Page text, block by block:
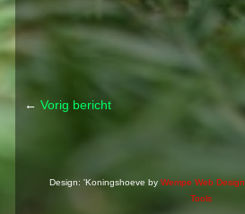
Post navigation
← Vorig bericht
Design: 'Koningshoeve byWempe Web Design
Tools